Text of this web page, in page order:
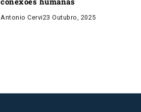
Antonio Cervi23 Outubro, 2025